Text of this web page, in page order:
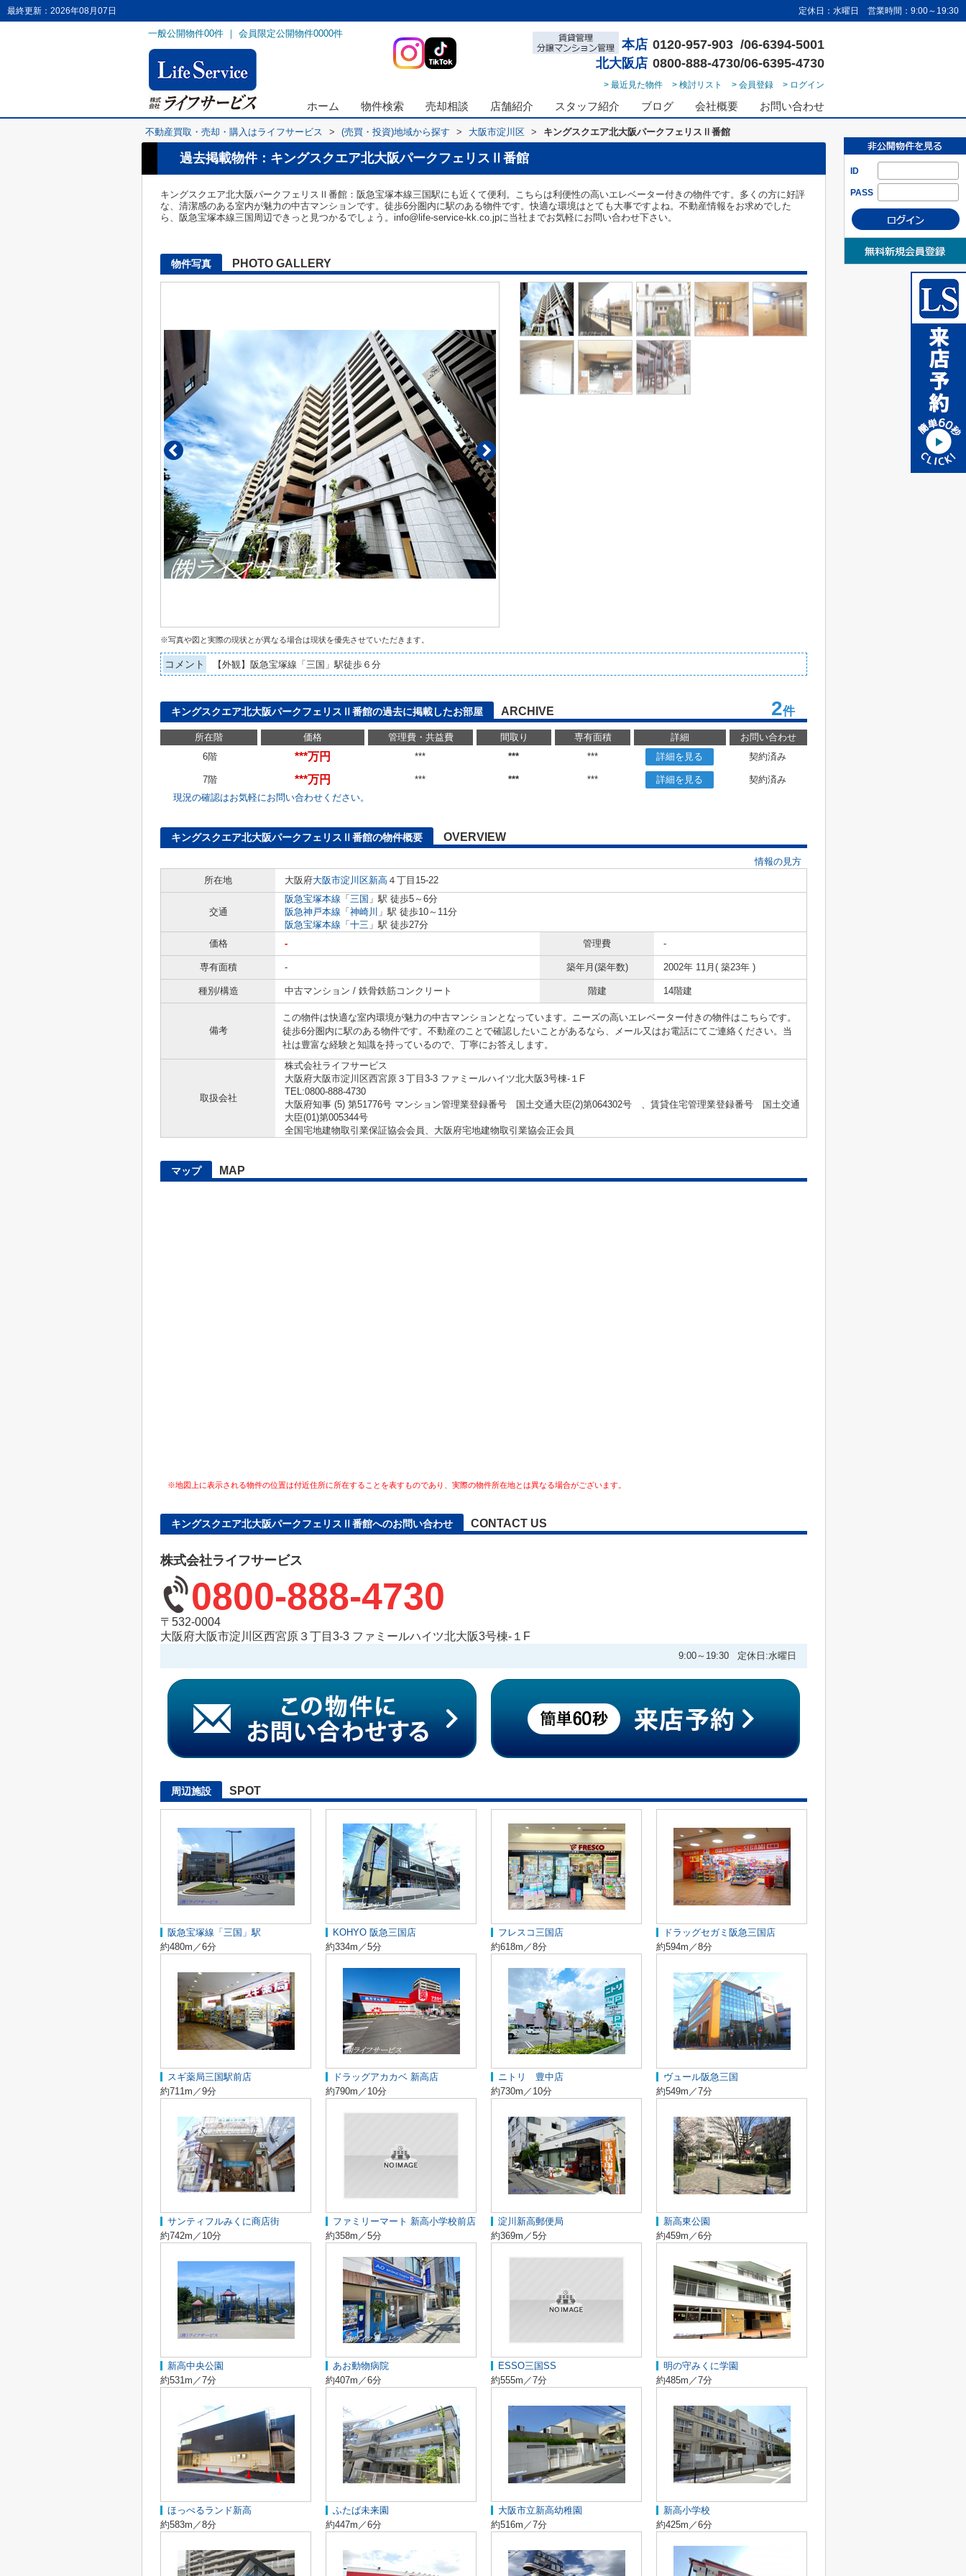
最終更新：2026年08月07日 定休日：水曜日 営業時間：9:00～19:30
一般公開物件00件 ｜ 会員限定公開物件0000件
本店 0120-957-903 /06-6394-5001
北大阪店 0800-888-4730/06-6395-4730
> 最近見た物件 > 検討リスト > 会員登録 > ログイン
ホーム 物件検索 売却相談 店舗紹介 スタッフ紹介 ブログ 会社概要 お問い合わせ
ID
PASS
不動産買取・売却・購入はライフサービス > (売買・投資)地域から探す > 大阪市淀川区 > キングスクエア北大阪パークフェリスⅡ番館
過去掲載物件：キングスクエア北大阪パークフェリスⅡ番館
キングスクエア北大阪パークフェリスⅡ番館：阪急宝塚本線三国駅にも近くて便利。こちらは利便性の高いエレベーター付きの物件です。多くの方に好評
な、清潔感のある室内が魅力の中古マンションです。徒歩6分圏内に駅のある物件です。快適な環境はとても大事ですよね。不動産情報をお求めでした
ら、阪急宝塚本線三国周辺できっと見つかるでしょう。info@life-service-kk.co.jpに当社までお気軽にお問い合わせ下さい。
物件写真 PHOTO GALLERY
※写真や図と実際の現状とが異なる場合は現状を優先させていただきます。
コメント 【外観】阪急宝塚線「三国」駅徒歩６分
キングスクエア北大阪パークフェリスⅡ番館の過去に掲載したお部屋 ARCHIVE 2件
所在階 価格 管理費・共益費 間取り 専有面積 詳細
お問い合わせ
6階
***万円 *** *** *** 詳細を見る 契約済み
7階 ***万円 *** *** *** 詳細を見る
契約済み
現況の確認はお気軽にお問い合わせください。
キングスクエア北大阪パークフェリスⅡ番館の物件概要 OVERVIEW
情報の見方
所在地
大阪府大阪市淀川区新高 ４丁目15-22
交通
阪急宝塚本線 「 三国 」駅 徒歩5～6分
阪急神戸本線 「 神崎川 」駅 徒歩10～11分
阪急宝塚本線 「 十三 」駅 徒歩27分
価格
- 管理費 -
専有面積 - 築年月(築年数) 2002年 11月( 築23年 )
種別/構造 中古マンション / 鉄骨鉄筋コンクリート 階建 14階建
備考
この物件は快適な室内環境が魅力の中古マンションとなっています。ニーズの高いエレベーター付きの物件はこちらです。
徒歩6分圏内に駅のある物件です。不動産のことで確認したいことがあるなら、メール又はお電話にてご連絡ください。当
社は豊富な経験と知識を持っているので、丁寧にお答えします。
取扱会社
株式会社ライフサービス
大阪府大阪市淀川区西宮原３丁目3-3 ファミールハイツ北大阪3号棟-１F
TEL:0800-888-4730
大阪府知事 (5) 第51776号 マンション管理業登録番号 国土交通大臣(2)第064302号 、賃貸住宅管理業登録番号 国土交通
大臣(01)第005344号
全国宅地建物取引業保証協会会員、大阪府宅地建物取引業協会正会員
マップ MAP
※地図上に表示される物件の位置は付近住所に所在することを表すものであり、実際の物件所在地とは異なる場合がございます。
キングスクエア北大阪パークフェリスⅡ番館へのお問い合わせ CONTACT US
株式会社ライフサービス
0800-888-4730
〒532-0004
大阪府大阪市淀川区西宮原３丁目3-3 ファミールハイツ北大阪3号棟-１F
9:00～19:30 定休日:水曜日
周辺施設 SPOT
阪急宝塚線「三国」駅
約480m／6分
KOHYO 阪急三国店
約334m／5分
フレスコ三国店
約618m／8分
ドラッグセガミ阪急三国店
約594m／8分
スギ薬局三国駅前店
約711m／9分
ドラッグアカカベ 新高店
約790m／10分
ニトリ 豊中店
約730m／10分
ヴュール阪急三国
約549m／7分
サンティフルみくに商店街
約742m／10分
ファミリーマート 新高小学校前店
約358m／5分
淀川新高郵便局
約369m／5分
新高東公園
約459m／6分
新高中央公園
約531m／7分
あお動物病院
約407m／6分
ESSO三国SS
約555m／7分
明の守みくに学園
約485m／7分
ほっぺるランド新高
約583m／8分
ふたば未来園
約447m／6分
大阪市立新高幼稚園
約516m／7分
新高小学校
約425m／6分